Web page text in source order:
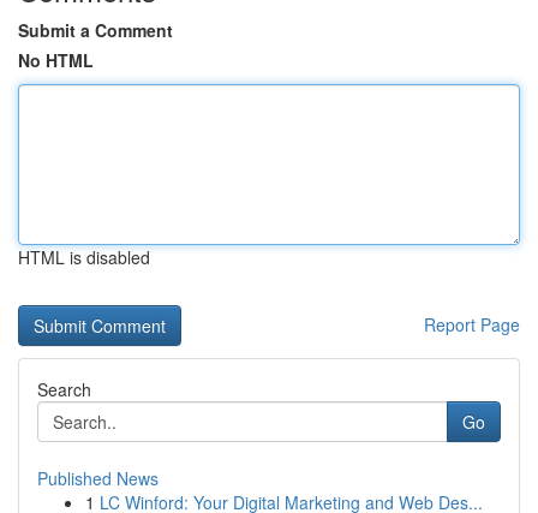
Submit a Comment
No HTML
HTML is disabled
Report Page
Search
Go
Published News
1 LC Winford: Your Digital Marketing and Web Des...